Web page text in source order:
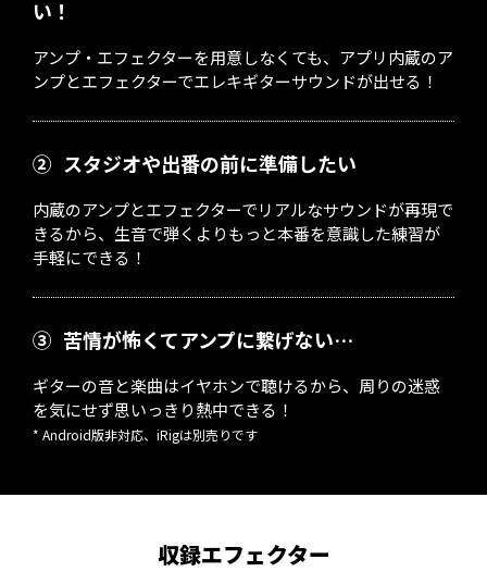
い！
アンプ・エフェクターを用意しなくても、アプリ内蔵のア
ンプとエフェクターでエレキギターサウンドが出せる！
② スタジオや出番の前に準備したい
内蔵のアンプとエフェクターでリアルなサウンドが再現で
きるから、生音で弾くよりもっと本番を意識した練習が
手軽にできる！
③ 苦情が怖くてアンプに繋げない…
ギターの音と楽曲はイヤホンで聴けるから、周りの迷惑
を気にせず思いっきり熱中できる！
* Android版非対応、iRigは別売りです
収録エフェクター